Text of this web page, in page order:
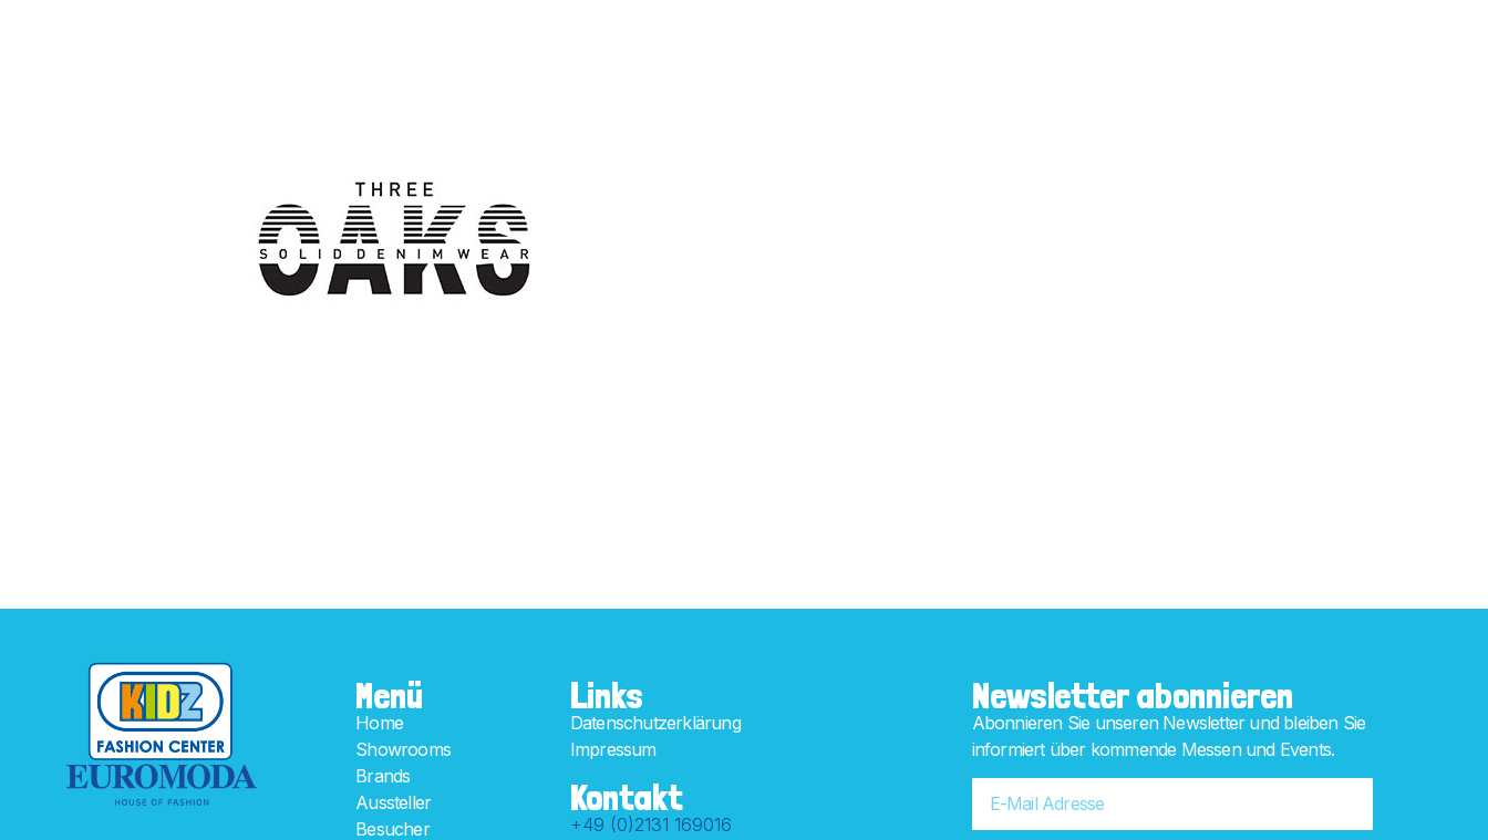
Menü
Home
Showrooms
Brands
Aussteller
Besucher
Links
Datenschutzerklärung
Impressum
Kontakt
+49 (0)2131 169016
Newsletter abonnieren
Abonnieren Sie unseren Newsletter und bleiben Sie
informiert über kommende Messen und Events.